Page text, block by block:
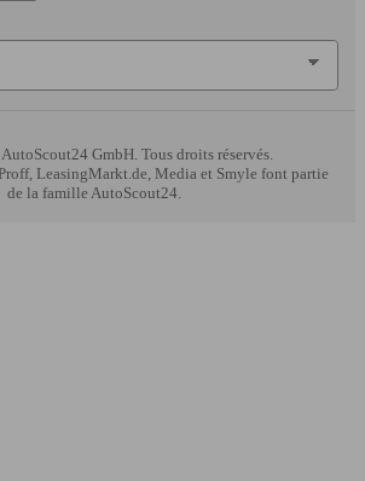
AutoScout24 GmbH. Tous droits réservés.
LeasingMarkt.de, Media et Smyle font partie
de la famille AutoScout24.